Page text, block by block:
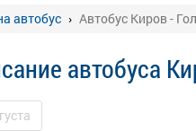
автобус Автобус Киров -
автобуса